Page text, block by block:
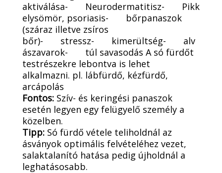
aktiválása- Neurodermatitisz- Pikk
elysömör, psoriasis- bőrpanaszok
(száraz illetve zsíros
bőr)- stressz- kimerültség- alv
ászavarok- túl savasodás A só fürdőt
testrészekre lebontva is lehet
alkalmazni. pl. lábfürdő, kézfürdő,
arcápolás
Fontos:Szív- és keringési panaszok
esetén legyen egy felügyelő személy a
közelben.
Tipp:Só fürdő vétele teliholdnál az
ásványok optimális felvételéhez vezet,
salaktalanító hatása pedig újholdnál a
leghatásosabb.